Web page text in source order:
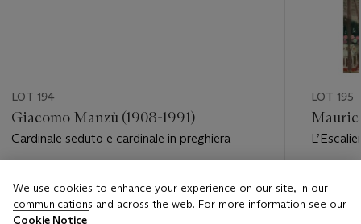
LOT 194
Giacomo Manzù (1908-1991)
Cardinale seduto e cardinale in preghiera
EUR 2,000 - EUR 3,000
LOT 195
EUR
We use cookies to enhance your experience on our site, in our
communications and across the web. For more information see our
Cookie Notice